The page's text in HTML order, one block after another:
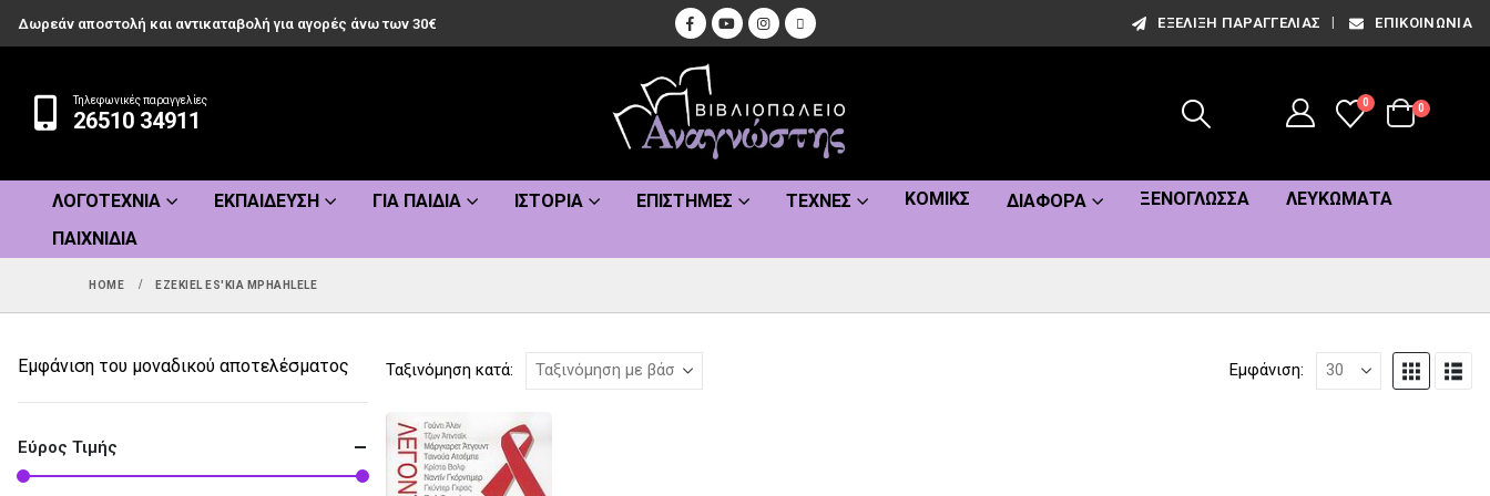
Δωρεάν αποστολή και αντικαταβολή για αγορές άνω των 30€ ΕΞΈΛΙΞΗ ΠΑΡΑΓΓΕΛΊΑΣ ΕΠΙΚΟΙΝΩΝΊΑ
Τηλεφωνικές παραγγελίες
26510 34911
0
0
ΛΟΓΟΤΕΧΝΊΑ ΕΚΠΑΊΔΕΥΣΗ ΓΙΑ ΠΑΙΔΙΆ ΙΣΤΟΡΊΑ ΕΠΙΣΤΉΜΕΣ ΤΈΧΝΕΣ ΚΌΜΙΚΣ ΔΙΆΦΟΡΑ ΞΕΝΌΓΛΩΣΣΑ
ΛΕΥΚΏΜΑΤΑ
ΠΑΙΧΝΊΔΙΑ
HOME EZEKIEL ES'KIA MPHAHLELE
Ταξινόμηση κατά: Εμφάνιση:
Εμφάνιση του μοναδικού αποτελέσματος
Εύρος Τιμής